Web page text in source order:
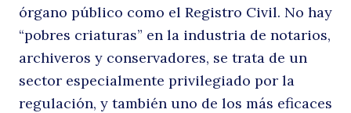
órgano público como el Registro Civil. No hay
“pobres criaturas” en la industria de notarios,
archiveros y conservadores, se trata de un
sector especialmente privilegiado por la
regulación, y también uno de los más eficaces